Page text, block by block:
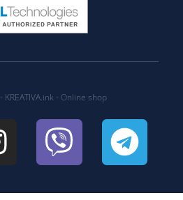
- Online shop